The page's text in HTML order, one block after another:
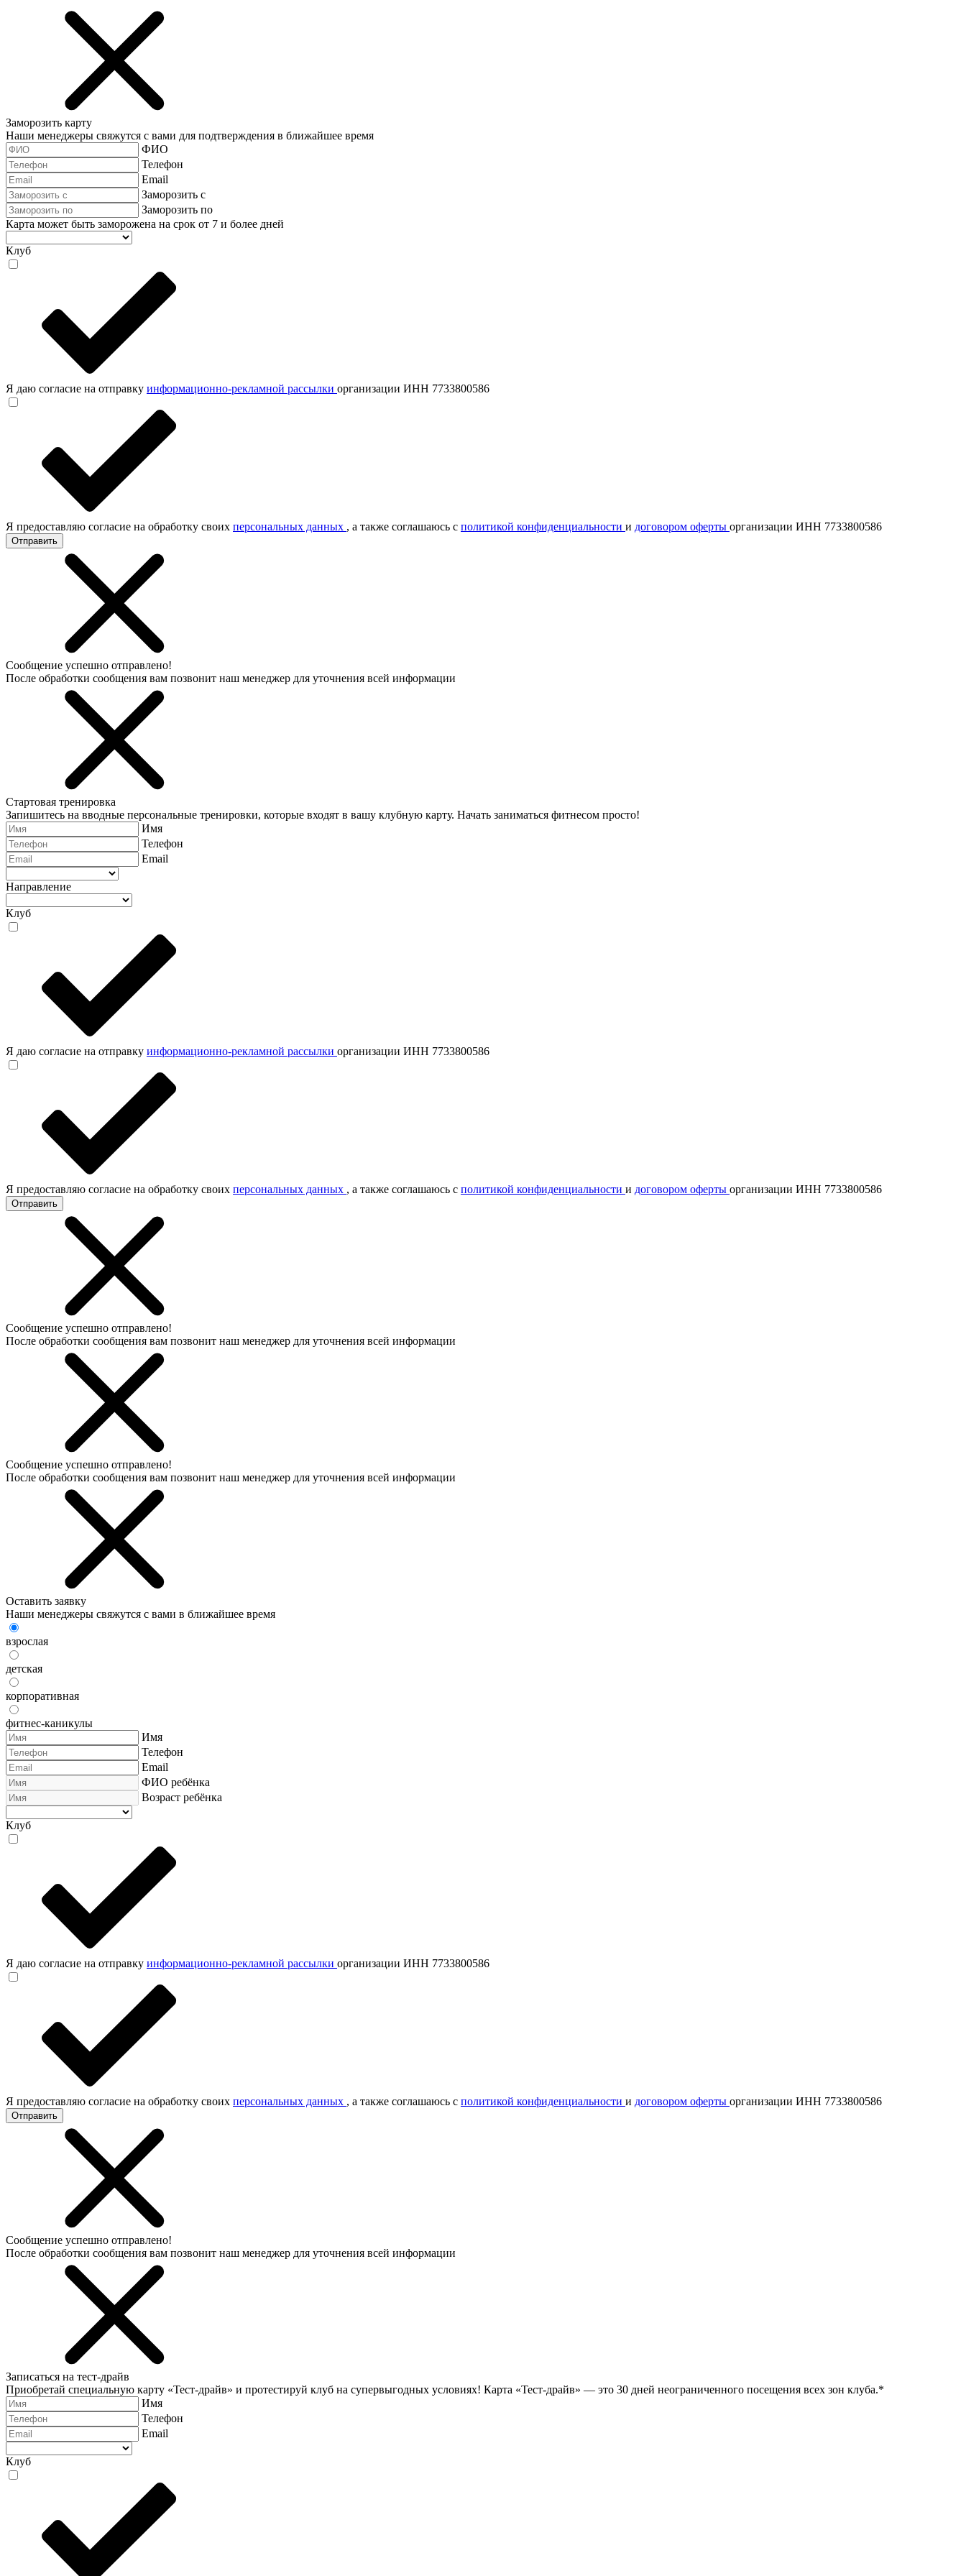
Заморозить карту
Наши менеджеры свяжутся с вами для подтверждения в ближайшее время
ФИО
Телефон
Email
Заморозить с
Заморозить по
Карта может быть заморожена на срок от 7 и более дней
Клуб
Я даю согласие на отправку информационно-рекламной рассылки организации ИНН 7733800586
Я предоставляю согласие на обработку своих персональных данных , а также соглашаюсь с политикой конфиденциальности и договором оферты организации ИНН 7733800586
Отправить
Сообщение успешно отправлено!
После обработки сообщения вам позвонит наш менеджер для уточнения всей информации
Стартовая тренировка
Запишитесь на вводные персональные тренировки, которые входят в вашу клубную карту. Начать заниматься фитнесом просто!
Имя
Телефон
Email
Направление
Клуб
Я даю согласие на отправку информационно-рекламной рассылки организации ИНН 7733800586
Я предоставляю согласие на обработку своих персональных данных , а также соглашаюсь с политикой конфиденциальности и договором оферты организации ИНН 7733800586
Отправить
Сообщение успешно отправлено!
После обработки сообщения вам позвонит наш менеджер для уточнения всей информации
Сообщение успешно отправлено!
После обработки сообщения вам позвонит наш менеджер для уточнения всей информации
Оставить заявку
Наши менеджеры свяжутся с вами в ближайшее время
взрослая
детская
корпоративная
фитнес-каникулы
Имя
Телефон
Email
ФИО ребёнка
Возраст ребёнка
Клуб
Я даю согласие на отправку информационно-рекламной рассылки организации ИНН 7733800586
Я предоставляю согласие на обработку своих персональных данных , а также соглашаюсь с политикой конфиденциальности и договором оферты организации ИНН 7733800586
Отправить
Сообщение успешно отправлено!
После обработки сообщения вам позвонит наш менеджер для уточнения всей информации
Записаться на тест-драйв
Приобретай специальную карту «Тест-драйв» и протестируй клуб на супервыгодных условиях! Карта «Тест-драйв» — это 30 дней неограниченного посещения всех зон клуба.*
Имя
Телефон
Email
Клуб